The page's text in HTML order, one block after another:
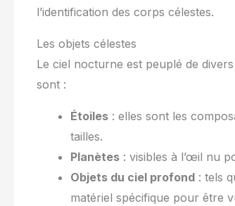
l’identification des corps célestes.
Les objets célestes
Le ciel nocturne est peuplé de
sont :
Étoiles : elles sont les
tailles.
Planètes : visibles à l’œil nu
Objets du ciel profond : tels
matériel spécifique pour être